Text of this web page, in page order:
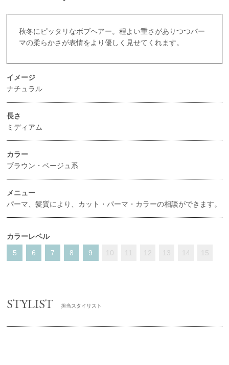
秋冬にピッタリなボブヘアー。程よい重さがありつつパー
マの柔らかさが表情をより優しく見せてくれます。
イメージ
ナチュラル
長さ
ミディアム
カラー
ブラウン・ベージュ系
メニュー
パーマ、髪質により、カット・パーマ・カラーの相談ができます。
カラーレベル
5
6 7 8 9 10 11 12 13 14 15
STYLIST 担当スタイリスト